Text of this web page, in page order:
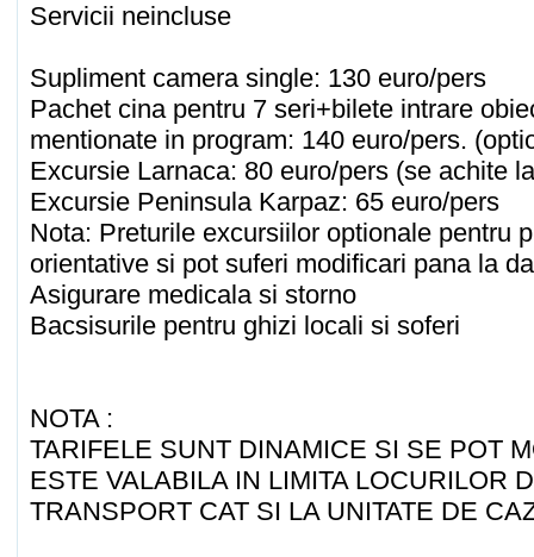
Servicii neincluse
Supliment camera single: 130 euro/pers
Pachet cina pentru 7 seri+bilete intrare
mentionate in program: 140 euro/pers.
Excursie Larnaca: 80 euro/pers (se achite
Excursie Peninsula Karpaz: 65 euro/pers
Nota: Preturile excursiilor optionale pentru
orientative si pot suferi modificari pana la
Asigurare medicala si storno
Bacsisurile pentru ghizi locali si soferi
NOTA :
TARIFELE SUNT DINAMICE SI SE POT
ESTE VALABILA IN LIMITA LOCURILOR
TRANSPORT CAT SI LA UNITATE DE